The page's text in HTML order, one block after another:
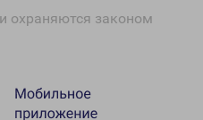
охраняются законом